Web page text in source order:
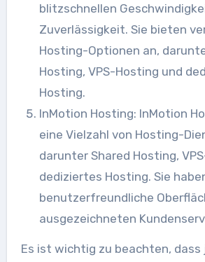
blitzschnellen
Zuverlässigkeit. Sie bieten
Hosting-Optionen an,
Hosting, VPS-Hosting und
Hosting.
InMotion Hosting: InMotion
eine Vielzahl von Hosting-
darunter Shared Hosting,
dediziertes Hosting. Sie
benutzerfreundliche
ausgezeichneten
Es ist wichtig zu beachten, dass